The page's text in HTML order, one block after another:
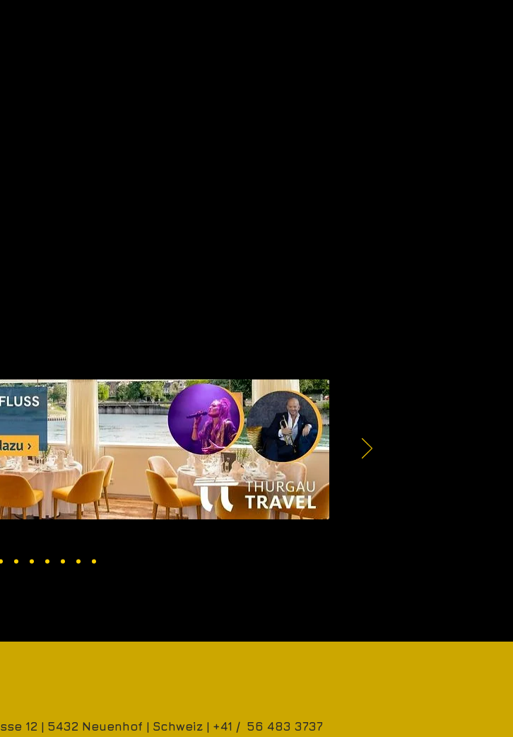
12 | 5432 Neuenhof | Schweiz | +41 / 56 483 3737